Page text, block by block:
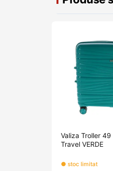
Valiza Troller 49
Travel VERDE
● stoc limitat